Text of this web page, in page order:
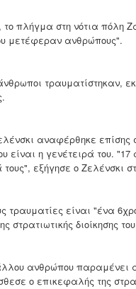
πλήγμα στη νότια πόλη
μετέφεραν ανθρώπους".
τραυματίστηκαν,
αναφέρθηκε επίσης
είναι η γενέτειρά του.
εξήγησε ο Ζελένσκι
τραυματίες είναι "ένα
στρατιωτικής διοίκησης
ανθρώπου παραμένει
ο επικεφαλής της